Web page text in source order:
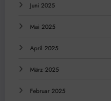
Juni 2025
Mai 2025
April 2025
März 2025
Februar 2025